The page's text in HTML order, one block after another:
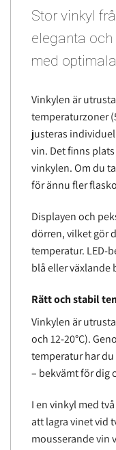
Stor vinkyl
eleganta
med
Vinkylen är
temperaturzoner
justeras
vin. Det finns
vinkylen. Om du
för ännu fler
Displayen och
dörren, vilket gör
temperatur. LED-
blå eller växlande
Rätt och stabil
Vinkylen är
och 12-20°C).
temperatur har
– bekvämt för dig
I en vinkyl med
att lagra vinet vid
mousserande vin